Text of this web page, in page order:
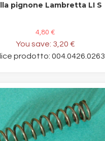
pignone Lambretta LI S
4,80 €
You save: 3,20 €
prodotto: 004.0426.0263